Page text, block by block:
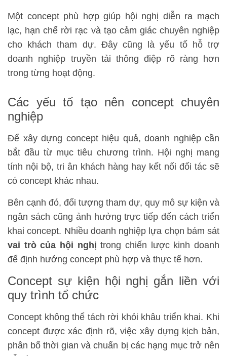
Một concept phù hợp giúp hội nghị diễn ra mạch
lạc, hạn chế rời rạc và tạo cảm giác chuyên nghiệp
cho khách tham dự. Đây cũng là yếu tố hỗ trợ
doanh nghiệp truyền tải thông điệp rõ ràng hơn
trong từng hoạt động.
Các yếu tố tạo nên concept chuyên
nghiệp
Để xây dựng concept hiệu quả, doanh nghiệp cần
bắt đầu từ mục tiêu chương trình. Hội nghị mang
tính nội bộ, tri ân khách hàng hay kết nối đối tác sẽ
có concept khác nhau.
Bên cạnh đó, đối tượng tham dự, quy mô sự kiện và
ngân sách cũng ảnh hưởng trực tiếp đến cách triển
khai concept. Nhiều doanh nghiệp lựa chọn bám sát
vai trò của hội nghị trong chiến lược kinh doanh
để định hướng concept phù hợp và thực tế hơn.
Concept sự kiện hội nghị gắn liền với
quy trình tổ chức
Concept không thể tách rời khỏi khâu triển khai. Khi
concept được xác định rõ, việc xây dựng kịch bản,
phân bổ thời gian và chuẩn bị các hạng mục trở nên